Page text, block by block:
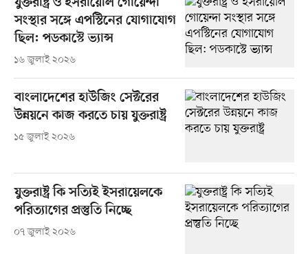
যুক্তরাষ্ট্র ও ইসরায়েলি গোয়েন্দা
সংস্থার সঙ্গে এপস্টিনের যোগাযোগ
ছিল: পডকাস্টে ভ্যান্স
১৬ জুলাই ২০২৬
বাংলাদেশের হাউজিং সেক্টরের
উন্নয়নে কাজ করতে চায় যুক্তরাষ্ট্র
১৫ জুলাই ২০২৬
যুক্তরাষ্ট্র কি সত্যিই ইসরায়েলকে
পরিত্যাগের প্রস্তুতি নিচ্ছে
০৭ জুলাই ২০২৬